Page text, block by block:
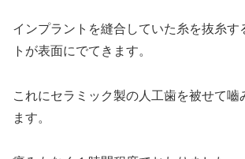
インプラントを縫合していた糸を抜糸す
トが表面にでてきます。
これにセラミック製の人工歯を被せて嚙
ます。